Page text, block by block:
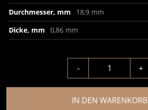
Durchmesser, mm
18,9 mm
Dicke, mm
0,86 mm
- +
IN DEN WARENKORB